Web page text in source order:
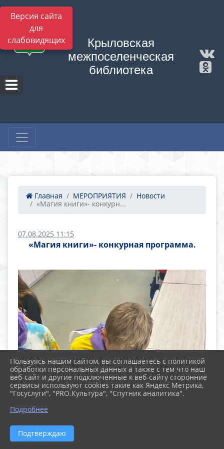
Версия сайта
для
слабовидящих
Крыловская
межпоселенческая
библиотека
Главная МЕРОПРИЯТИЯ
Новости
«Магия книги»- конкурн...
07.08.2025 11:15
«Магия книги»- конкурная программа.
Пользуясь нашим сайтом, вы соглашаетесь с политикой
обработки персональных данных а также с тем что наш
веб-сайт и другие подключенные к веб-сайту сторонние
сервисы используют cookies такие как Яндекс Метрика,
"Госуслуги", "PRO.Культура", "Спутник аналитика".
Подробнее
Подтверждаю